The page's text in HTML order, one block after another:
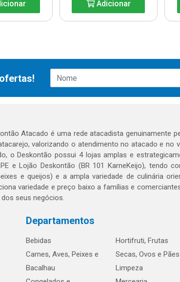
Adicionar
Atacado é uma rede atacadista genuinamente
valorizando o atendimento no atacado e no
o Deskontão possui 4 lojas amplas e
e Lojão Deskontão (BR 101 KarneKeijo), tendo
e queijos) e a ampla variedade de culinária
variedade e preço baixo a famílias e
seus negócios.
Departamentos
Bebidas
Carnes, Aves, Peixes e
Bacalhau
Hortifruti, Frutas
Secas, Ovos e Pães
Limpeza